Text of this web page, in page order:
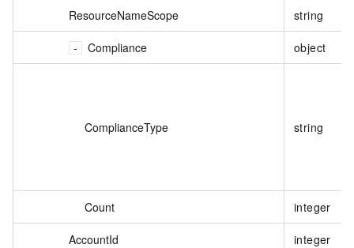
ResourceNameScope string
Compliance object
ComplianceType string
Count integer
AccountId integer